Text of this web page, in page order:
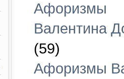
Афоризмы
Валентина
(59)
Афоризмы